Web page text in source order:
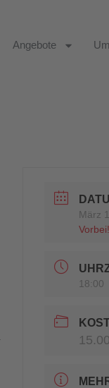
Angebote
März
Vorbei!
18:00